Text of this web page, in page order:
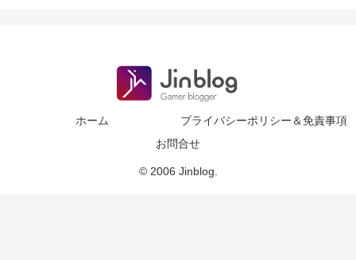
ホーム
プライバシーポリシー＆免責事項
お問合せ
© 2006 Jinblog.